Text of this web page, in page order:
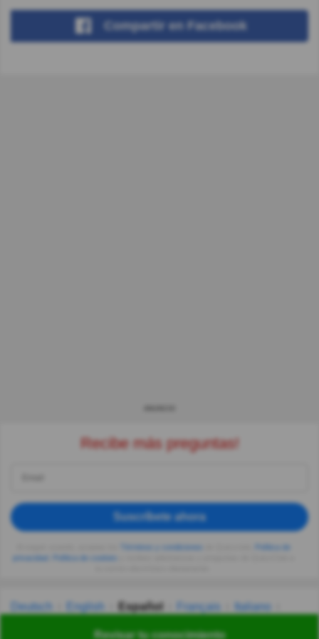
Revisar tu conocimiento
Compartir en Facebook
Recibe más preguntas!
Suscríbete ahora
privacidad
Deutsch English Español Français
Italiano